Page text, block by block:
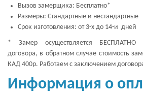
Вызов замерщика: Бесплатно*
Размеры: Стандартные и нестандартные
Срок изготовления: от 3-х до 14-и дней
* Замер осуществляется БЕСПЛАТНО
договора, в обратном случае стоимость
КАД 400р. Работаем с заключением
Информация о